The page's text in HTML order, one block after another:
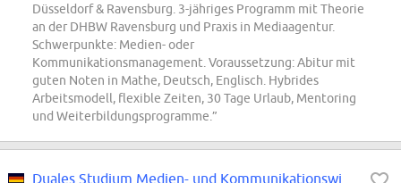
Düsseldorf & Ravensburg. 3-jähriges Programm mit Theorie
an der DHBW Ravensburg und Praxis in Mediaagentur.
Schwerpunkte: Medien- oder
Kommunikationsmanagement. Voraussetzung: Abitur mit
guten Noten in Mathe, Deutsch, Englisch. Hybrides
Arbeitsmodell, flexible Zeiten, 30 Tage Urlaub, Mentoring
und Weiterbildungsprogramme.”